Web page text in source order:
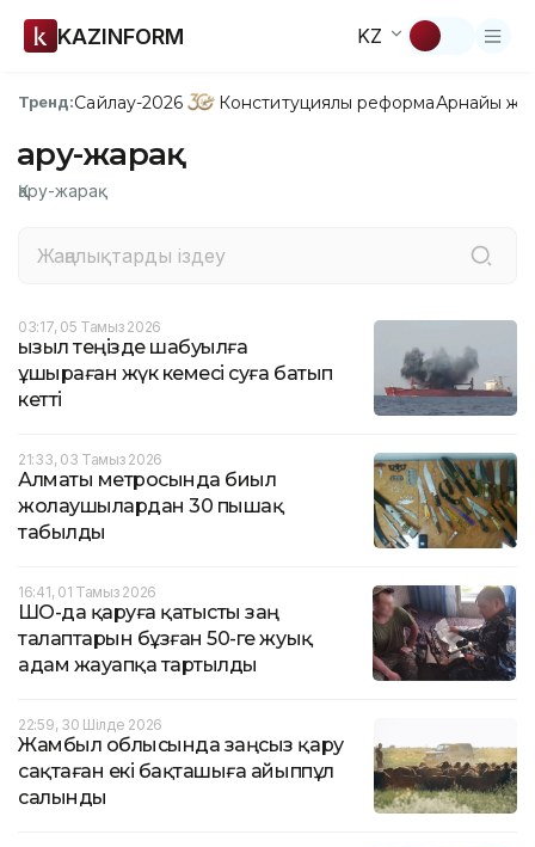
KAZINFORM KZ
Тренд:Сайлау-2026 Конституциялық реформаАрнайы
Қару-жарақ
Қару-жарақ
03:17, 05 Тамыз 2026
Қызыл теңізде шабуылға
ұшыраған жүк кемесі суға батып
кетті
21:33, 03 Тамыз 2026
Алматы метросында биыл
жолаушылардан 30 пышақ
табылды
16:41, 01 Тамыз 2026
ШҚО-да қаруға қатысты заң
талаптарын бұзған 50-ге жуық
адам жауапқа тартылды
22:59, 30 Шілде 2026
Жамбыл облысында заңсыз қару
сақтаған екі бақташыға айыппұл
салынды